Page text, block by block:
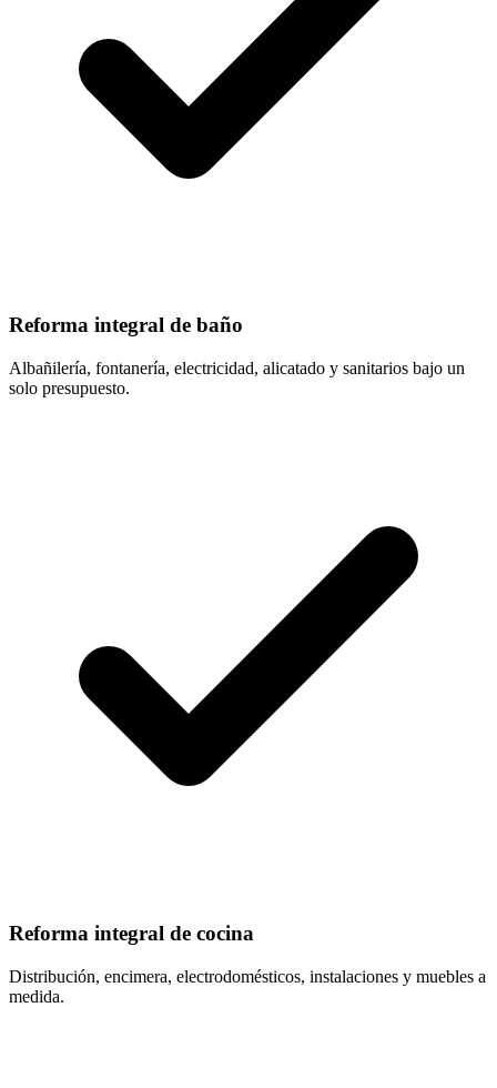
Reforma integral de baño
Albañilería, fontanería, electricidad, alicatado y sanitarios bajo un
solo presupuesto.
Reforma integral de cocina
Distribución, encimera, electrodomésticos, instalaciones y muebles a
medida.